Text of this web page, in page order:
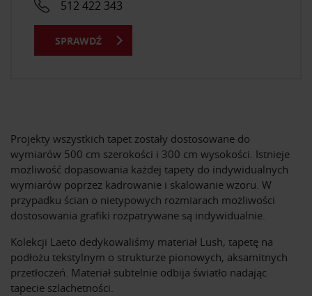
Projekty wszystkich tapet zostały dostosowane do
wymiarów 500 cm szerokości i 300 cm wysokości. Istnieje
możliwość dopasowania każdej tapety do indywidualnych
wymiarów poprzez kadrowanie i skalowanie wzoru. W
przypadku ścian o nietypowych rozmiarach możliwości
dostosowania grafiki rozpatrywane są indywidualnie.
Kolekcji Laeto dedykowaliśmy materiał Lush, tapetę na
podłożu tekstylnym o strukturze pionowych, aksamitnych
przetłoczeń. Materiał subtelnie odbija światło nadając
tapecie szlachetności.
512 422 343
SPRAWDŹ